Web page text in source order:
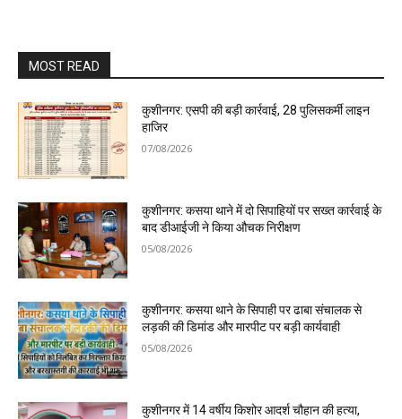
MOST READ
कुशीनगर: एसपी की बड़ी कार्रवाई, 28 पुलिसकर्मी लाइन
हाजिर
07/08/2026
कुशीनगर: कसया थाने में दो सिपाहियों पर सख्त कार्रवाई के
बाद डीआईजी ने किया औचक निरीक्षण
05/08/2026
कुशीनगर: कसया थाने के सिपाही पर ढाबा संचालक से
लड़की की डिमांड और मारपीट पर बड़ी कार्यवाही
05/08/2026
कुशीनगर में 14 वर्षीय किशोर आदर्श चौहान की हत्या,